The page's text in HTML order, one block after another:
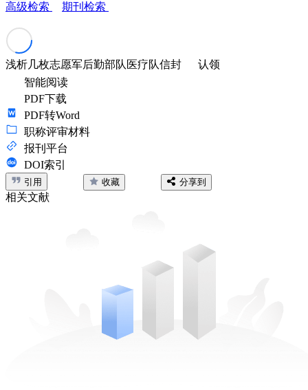
高级检索 期刊检索
浅析几枚志愿军后勤部队医疗队信封
认领
智能阅读
PDF下载
PDF转Word
职称评审材料
报刊平台
DOI索引
引用 收藏 分享到
相关文献